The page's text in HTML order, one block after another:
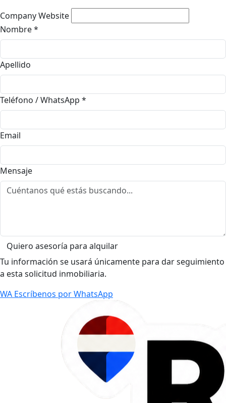
Company Website
Nombre*
Apellido
Teléfono / WhatsApp *
Email
Mensaje
Quiero asesoría para alquilar
Tu información se usará únicamente para dar seguimiento
a esta solicitud inmobiliaria.
WA Escríbenos por WhatsApp